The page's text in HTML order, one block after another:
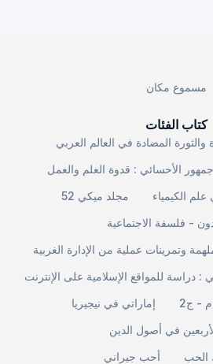
مسموع مكان
كتاب الفئات
والثورة المضادة في العالم العربي
الأحسائي : قدوة العلم والعمل
مجلد ميكي 52
الكيمياء
- فلسفة الاجتماعية
وتمرينات عملية من الإدارة الغربية
: دراسة للمواقع الإسلامية على الإنترنت
إماراتي في نيجيريا
- ج2
في أصول الدين
أحب جيراني
الحب